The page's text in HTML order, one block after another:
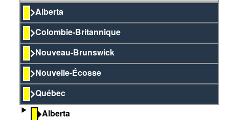
Alberta
Colombie-Britannique
Nouveau-Brunswick
Nouvelle-Écosse
Québec
Alberta